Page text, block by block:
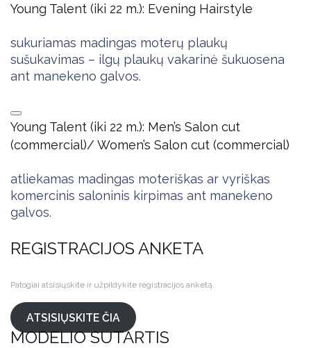
Young Talent (iki 22 m.): Evening Hairstyle
sukuriamas madingas moterų plaukų
sušukavimas – ilgų plaukų vakarinė šukuosena
ant manekeno galvos.
Young Talent (iki 22 m.): Men’s Salon cut
(commercial)/ Women’s Salon cut (commercial)
atliekamas madingas moteriškas ar vyriškas
komercinis saloninis kirpimas ant manekeno
galvos.
REGISTRACIJOS ANKETA
Patogiai atsisiųskite ir užpildykite registracijos anketą.
ATSISIŲSKITE ČIA
MODELIO SUTARTIS